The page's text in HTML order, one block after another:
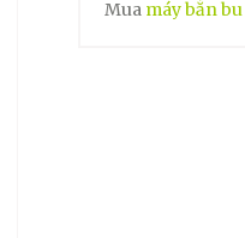
Mua máy bắn